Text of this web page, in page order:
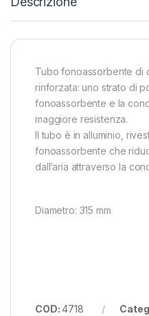
Tubo fonoassorbente di
rinforzata: uno strato di
fonoassorbente e la
maggiore resistenza.
Il tubo è in alluminio,
fonoassorbente che
dall’aria attraverso la
Diametro: 315 mm
COD:4718